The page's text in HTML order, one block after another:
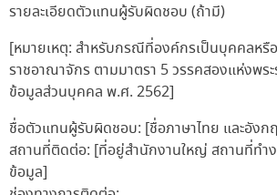
รายละเอียดตัวแทนผู้รับผิดชอบ (ถ้ามี)
[หมายเหตุ: สำหรับกรณีที่องค์กรเป็นบุคคลห
ราชอาณาจักร ตามมาตรา 5 วรรคสองแห่งพ
ข้อมูลส่วนบุคคล พ.ศ. 2562]
ชื่อตัวแทนผู้รับผิดชอบ: [ชื่อภาษาไทย และอังก
สถานที่ติดต่อ: [ที่อยู่สำนักงานใหญ่ สถานที่ทำ
ข้อมูล]